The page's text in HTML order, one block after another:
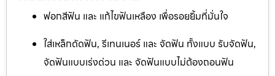
ฟอกสีฟัน และ แก้ไขฟันเหลือง เพื่อรอยยิ้มที่มั่นใจ
ใส่เหล็กดัดฟัน, รีเทนเนอร์ และ จัดฟัน ทั้งแบบ รับจัดฟัน,
จัดฟันแบบเร่งด่วน และ จัดฟันแบบไม่ต้องถอนฟัน